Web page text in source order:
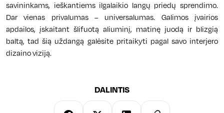
savininkams, ieškantiems ilgalaikio langų priedų sprendimo.
Dar vienas privalumas – universalumas. Galimos įvairios
apdailos, įskaitant šlifuotą aliuminį, matinę juodą ir blizgią
baltą, tad šią uždangą galėsite pritaikyti pagal savo interjero
dizaino viziją.
DALINTIS